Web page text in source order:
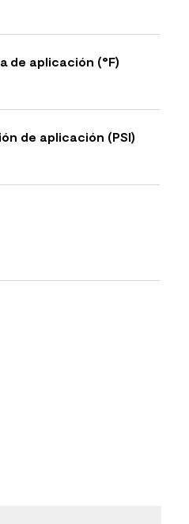
de aplicación (°F)
de aplicación (PSI)